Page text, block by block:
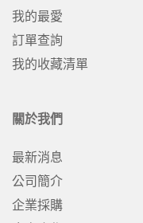
我的最愛
訂單查詢
我的收藏清單
關於我們
最新消息
公司簡介
企業採購